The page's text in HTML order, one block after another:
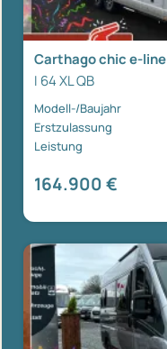
Carthago chic e-line
I 64 XL QB
Modell-/Baujahr
Erstzulassung
Leistung
164.900 €